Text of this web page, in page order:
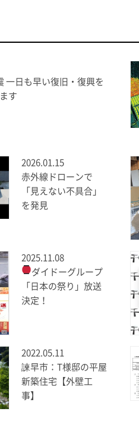
一日も早い復旧・復興を
す
2026.01.15
赤外線ドローンで
「見えない不具合」
を発見
2025.11.08
ダイドーグループ
「日本の祭り」放送
決定！
2022.05.11
諫早市：T様邸の平屋
新築住宅【外壁工
事】